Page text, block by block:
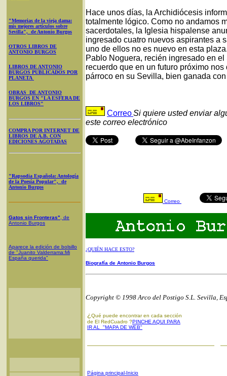
"Memorias de la vieja dama:
mis mejores artículos sobre
Sevilla", de Antonio Burgos
OTROS LIBROS DE
ANTONIO BURGOS
LIBROS DE ANTONIO
BURGOS PUBLICADOS POR
PLANETA
OBRAS DE ANTONIO
BURGOS EN "LA ESFERA DE
LOS LIBROS"
COMPRA POR INTERNET DE
LIBROS DE A.B. CON
EDICIONES AGOTADAS
"Rapsodia Española: Antología
de la Poesía Popular", de
Antonio Burgos
Gatos sin Fronteras" , de
Antonio Burgos
Aparece la edición de bolsillo
de "Juanito Valderrama:Mi
España querida"
Hace unos días, la Archidiócesis
totalmente lógico. Como no andamos
sacerdotales, la Iglesia hispalense
ingresado cuatro nuevos aspirantes a
uno de ellos no es nuevo en esta
Pablo Noguera, recién ingresado en
recuerdo que en un futuro próximo
párroco en su Sevilla, bien ganada
CorreoSi quiere usted enviar
este correo electrónico
Correo
¿QUIÉN HACE ESTO?
Biografía de Antonio Burgos
Copyright © 1998 Arco del Postigo S.L. Sevilla,
¿ Qué puede encontrar en cada sección
de El RedCuadro ?PINCHE AQUI PARA
IR AL "MAPA DE WEB"
Página principal-Inicio